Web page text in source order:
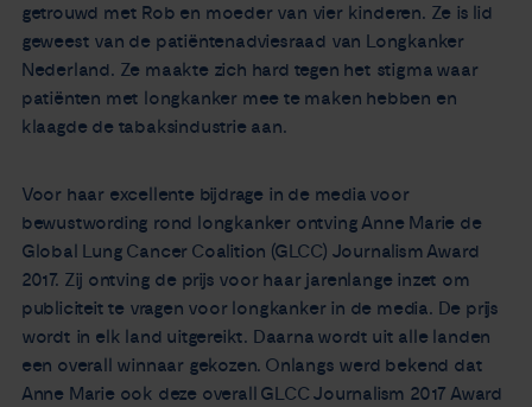
getrouwd met Rob en moeder van vier kinderen. Ze is lid
geweest van de patiëntenadviesraad van Longkanker
Nederland. Ze maakte zich hard tegen het stigma waar
patiënten met longkanker mee te maken hebben en
klaagde de tabaksindustrie aan.
Voor haar excellente bijdrage in de media voor
bewustwording rond longkanker ontving Anne Marie de
Global Lung Cancer Coalition (GLCC) Journalism Award
2017. Zij ontving de prijs voor haar jarenlange inzet om
publiciteit te vragen voor longkanker in de media. De prijs
wordt in elk land uitgereikt. Daarna wordt uit alle landen
een overall winnaar gekozen. Onlangs werd bekend dat
Anne Marie ook deze overall GLCC Journalism 2017 Award